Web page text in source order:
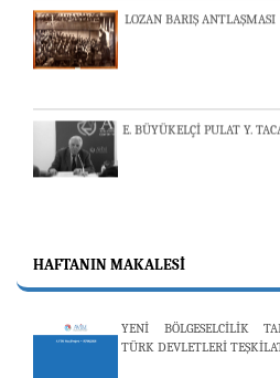
"REVIEW OF
HAFTANIN MAKALESI
YENİ BÖLGESELCİLİK
TÜRK DEVLETLERİ